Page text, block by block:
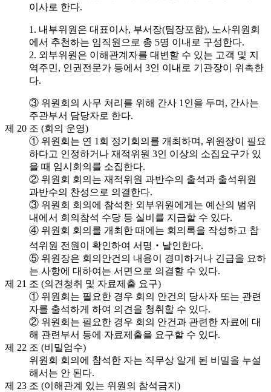
이사로 한다.
1. 내부위원은 대표이사, 부서장(팀장포함), 노사위원회
에서 추천하는 임직원으로 총 5명 이내로 구성한다.
2. 외부위원은 이해관계자를 대변할 수 있는 고객 및 지
역주민, 인권전문가 등에서 3인 이내로 기관장이 위촉한
다.
③ 위원회의 사무 처리를 위해 간사 1인을 두며, 간사는
주관부서 담당자로 한다.
제 20 조 (회의 운영)
① 위원회는 연 1회 정기회의를 개최하며, 위원장이 필요
하다고 인정하거나 재적위원 3인 이상의 소집요구가 있
을 때 임시회의를 소집한다.
② 위원회 회의는 재적위원 과반수의 출석과 출석위원
과반수의 찬성으로 의결한다.
③ 위원회 회의에 참석한 외부위원에게는 예산의 범위
내에서 회의참석 수당 등 실비를 지급할 수 있다.
④ 위원회 회의를 개최한 때에는 회의록을 작성하고 참
석위원 전원이 확인하여 서명‧날인한다.
⑤ 위원장은 회의안건의 내용이 경미하거나 긴급을 요하
는 사항에 대하여는 서면으로 의결할 수 있다.
제 21 조 (의견청취 및 자료제출 요구)
① 위원회는 필요한 경우 회의 안건의 당사자 또는 관련
자를 출석하게 하여 의견을 청취할 수 있다.
② 위원회는 필요한 경우 회의 안건과 관련한 자료에 대
해 관련부서 등에 자료제출을 요구할 수 있다.
제 22 조 (비밀엄수)
위원회 회의에 참석한 자는 직무상 알게 된 비밀을 누설
해서는 안 된다.
제 23 조 (이해관계 있는 위원의 참석금지)